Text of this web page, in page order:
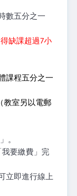
數五分之一
缺課超過7小
課程五分之一
教室另以電郵
。
要繳費」完
即進行線上